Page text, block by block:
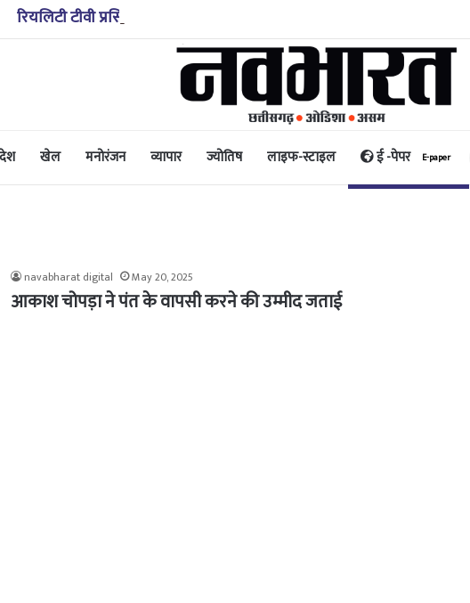
रियलिटी टीवी प्रसिद्धि और पैसा प्रदान करता है: अभिनेता ऋत्विक धनजानी
खेल मनोरंजन व्यापार ज्योतिष लाइफ-स्टाइल ई -पेपर E-paper
navabharat digital May 20, 2025
आकाश चोपड़ा ने पंत के वापसी करने की उम्मीद जताई